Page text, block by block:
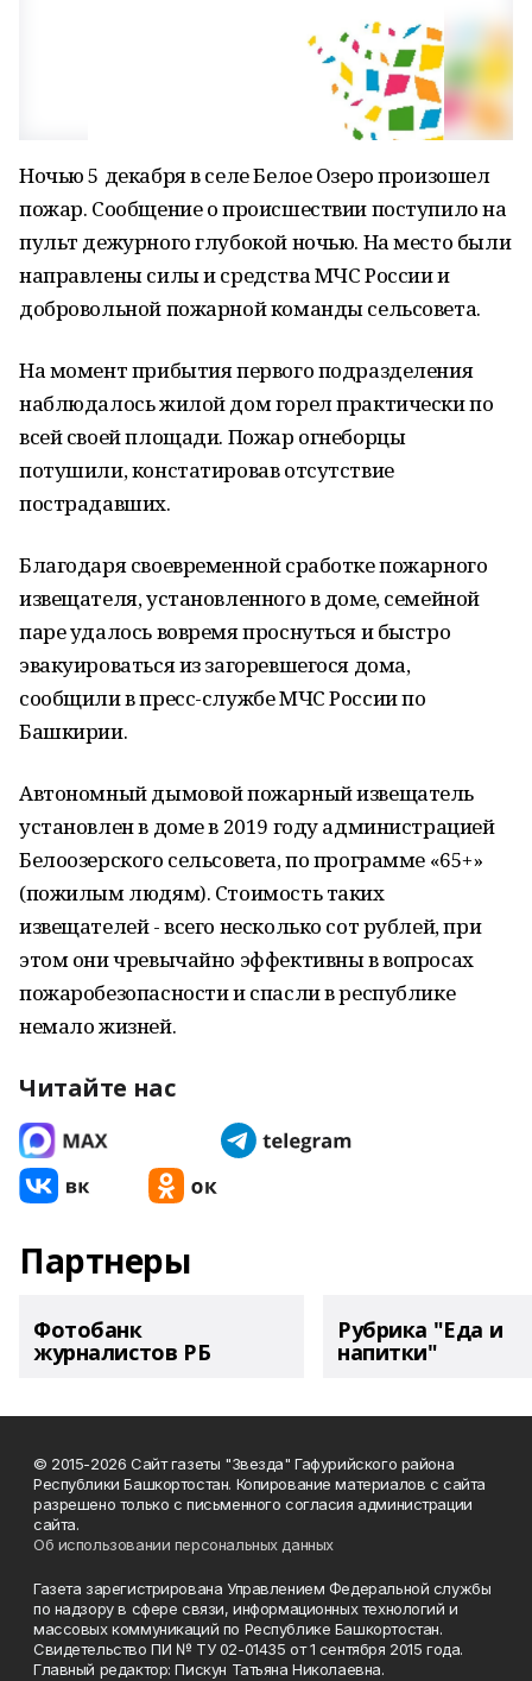
Ночью 5 декабря в селе Белое Озеро произошел
пожар. Сообщение о происшествии поступило на
пульт дежурного глубокой ночью. На место были
направлены силы и средства МЧС России и
добровольной пожарной команды сельсовета.
На момент прибытия первого подразделения
наблюдалось жилой дом горел практически по
всей своей площади. Пожар огнеборцы
потушили, констатировав отсутствие
пострадавших.
Благодаря своевременной сработке пожарного
извещателя, установленного в доме, семейной
паре удалось вовремя проснуться и быстро
эвакуироваться из загоревшегося дома,
сообщили в пресс-службе МЧС России по
Башкирии.
Автономный дымовой пожарный извещатель
установлен в доме в 2019 году администрацией
Белоозерского сельсовета, по программе «65+»
(пожилым людям). Стоимость таких
извещателей - всего несколько сот рублей, при
этом они чревычайно эффективны в вопросах
пожаробезопасности и спасли в республике
немало жизней.
Читайте нас
Партнеры
Фотобанк
журналистов РБ
Рубрика "Еда и
напитки"
© 2015-2026 Сайт газеты "Звезда" Гафурийского района
Республики Башкортостан. Копирование материалов с сайта
разрешено только с письменного согласия администрации
сайта.
Об использовании персональных данных
Газета зарегистрирована Управлением Федеральной службы
по надзору в сфере связи, информационных технологий и
массовых коммуникаций по Республике Башкортостан.
Свидетельство ПИ № ТУ 02-01435 от 1 сентября 2015 года.
Главный редактор: Пискун Татьяна Николаевна.